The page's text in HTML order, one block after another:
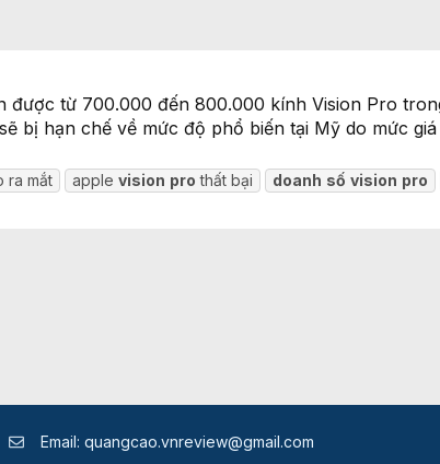
từ 700.000 đến 800.000 kính Vision Pro
bị hạn chế về mức độ phổ biến tại Mỹ do mức
ra mắt applevision pro thất bại doanh số vision pro
Email: quangcao.vnreview@gmail.com